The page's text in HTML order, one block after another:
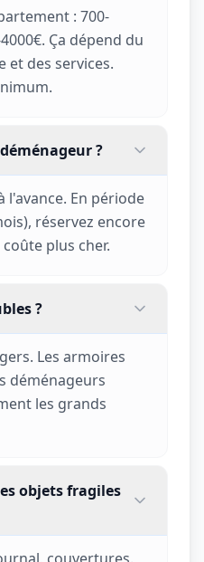
: 700-
Ça dépend du
et des services.
?
l'avance. En période
réservez encore
plus cher.
?
Les armoires
déménageurs
les grands
objets fragiles